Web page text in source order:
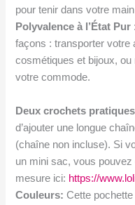
pour tenir dans votre
Polyvalence à l’État Pur
façons : transporter votre
cosmétiques et bijoux,
votre commode.
Deux crochets pratiques
d’ajouter une longue
(chaîne non incluse). Si
un mini sac, vous
mesure ici: https://
Couleurs: Cette